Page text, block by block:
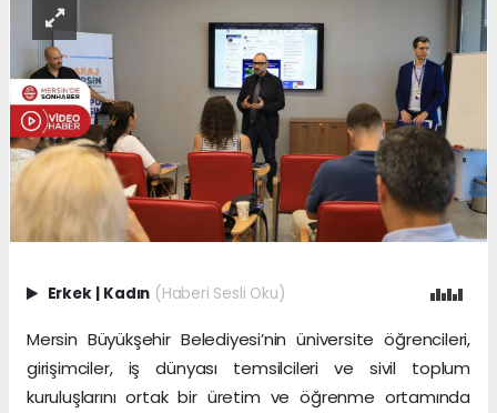
Erkek | Kadın (Haberi Sesli Oku)
Mersin Büyükşehir Belediyesi’nin üniversite öğrencileri,
girişimciler, iş dünyası temsilcileri ve sivil toplum
kuruluşlarını ortak bir üretim ve öğrenme ortamında